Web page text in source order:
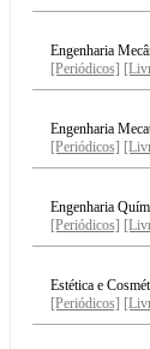
Engenharia
[Periódicos]
Engenharia
[Periódicos]
Engenharia
[Periódicos]
Estética e
[Periódicos]